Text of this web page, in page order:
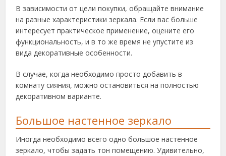
В зависимости от цели покупки, обращайте внимание
на разные характеристики зеркала. Если вас больше
интересует практическое применение, оцените его
функциональность, и в то же время не упустите из
вида декоративные особенности.
В случае, когда необходимо просто добавить в
комнату сияния, можно остановиться на полностью
декоративном варианте.
Большое настенное зеркало
Иногда необходимо всего одно большое настенное
зеркало, чтобы задать тон помещению. Удивительно,